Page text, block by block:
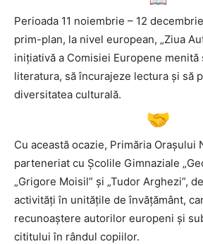
Perioada 11 noiembrie – 12
prim-plan, la nivel european, „Ziua
inițiativă a Comisiei Europene menită
literatura, să încurajeze lectura și să
diversitatea culturală.
Cu această ocazie, Primăria Orașului
parteneriat cu Școlile Gimnaziale
„Grigore Moisil” și „Tudor Arghezi”,
activități în unitățile de învățământ,
recunoaștere autorilor europeni și
cititului în rândul copiilor.